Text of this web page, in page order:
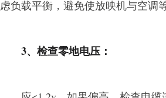
虑负载平衡，避免使放映机与空调
3、检查零地电压：